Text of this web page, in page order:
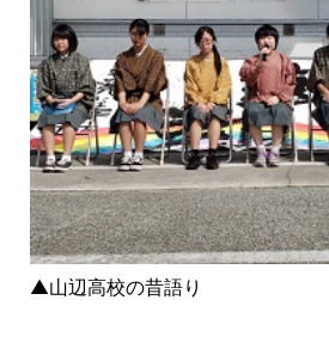
▲山辺高校の昔語り